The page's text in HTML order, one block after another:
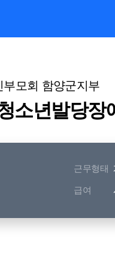
모회 함양군지부
소년발당장
근무형태
급여